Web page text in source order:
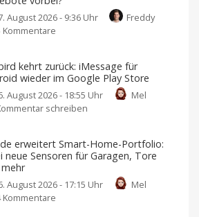
Ab
in
den
Markt
bringen
August 2026 - 9:36 Uhr
Freddy
Kommentare
Family:
Sind
die
guten
Große
gibt
kehrt zurück: iMessage für
wieder im Google Play Store
August 2026 - 18:55 Uhr
Mel
schreiben
zurück:
iMessage
Android
erweitert Smart-Home-Portfolio:
neue Sensoren für Garagen, Tore
August 2026 - 17:15 Uhr
Mel
Kommentare